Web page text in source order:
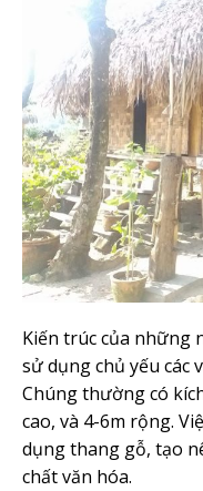
Kiến trúc của những
sử dụng chủ yếu các
Chúng thường có
cao, và 4-6m rộng.
dụng thang gỗ, tạo
chất văn hóa.